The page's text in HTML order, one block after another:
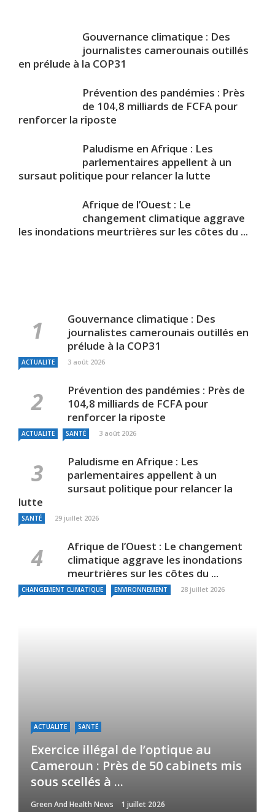
Gouvernance climatique : Des
journalistes camerounais outillés
en prélude à la COP31
Prévention des pandémies : Près
de 104,8 milliards de FCFA pour
renforcer la riposte
Paludisme en Afrique : Les
parlementaires appellent à un
sursaut politique pour relancer la lutte
Afrique de l’Ouest : Le
changement climatique aggrave
les inondations meurtrières sur les côtes du ...
Gouvernance climatique : Des
journalistes camerounais outillés en
prélude à la COP31
ACTUALITE 3 août 2026
Prévention des pandémies : Près de
104,8 milliards de FCFA pour
renforcer la riposte
ACTUALITE SANTÉ 3 août 2026
Paludisme en Afrique : Les
parlementaires appellent à un
sursaut politique pour relancer la
lutte
SANTÉ 29 juillet 2026
Afrique de l’Ouest : Le changement
climatique aggrave les inondations
meurtrières sur les côtes du ...
CHANGEMENT CLIMATIQUE ENVIRONNEMENT 28 juillet 2026
ACTUALITE SANTÉ
Exercice illégal de l’optique au
Cameroun : Près de 50 cabinets mis
sous scellés à ...
Green And Health News 1 juillet 2026